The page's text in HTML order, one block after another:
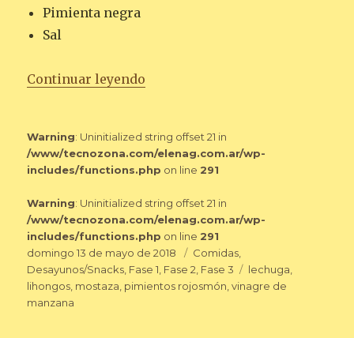
Pimienta negra
Sal
Continuar leyendo
Warning: Uninitialized string offset 21 in
/www/tecnozona.com/elenag.com.ar/wp-
includes/functions.php on line 291
Warning: Uninitialized string offset 21 in
/www/tecnozona.com/elenag.com.ar/wp-
includes/functions.php on line 291
Publicado
el
domingo 13 de mayo de 2018 Categorías
Comidas,
Desayunos/Snacks, Fase 1, Fase 2, Fase 3 Etiquetas
lechuga,
lihongos, mostaza, pimientos rojosmón,vinagre de
manzana